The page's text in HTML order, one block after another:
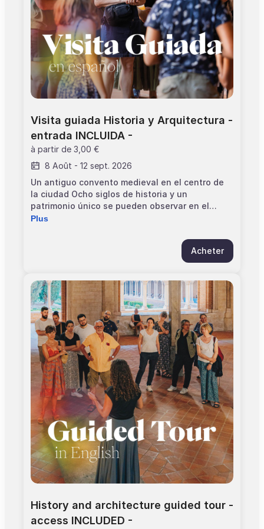
Âge minimum : 12 ans > L'entrée au monument
est incluse dans le prix
Visita guiada Historia y Arquitectura -
entrada INCLUIDA -
à partir de 3,00 €
8 Août - 12 sept. 2026
Un antiguo convento medieval en el centro de
la ciudad Ocho siglos de historia y un
patrimonio único se pueden observar en el
Convento de los Jacobinos de Toulouse. Desde
monumento ha tenido varias vidas. Edificado en
1229, constituye un testimonio excepcional del
gótico meridional. Esta arquitectura de ladrillo
catedrales del Reino de Francia. Otros detalles
aquí. Visita del convento y sus espacios:
iglesia, sacristía, claustro, sala capitular, capilla
de San Antonin. Informaciones practicas: > Las
visitas comienzan a la hora, los retrasos seran
la responsabilidad del visitante > Situacion :
Allée Maurice Prin (acceso por la iglesia) > 45
minutos de visita guiada > Edad aconsejada: a
partir de 12 años > El precio incluye la entrada
al monumento
Plus
Acheter
History and architecture guided tour -
access INCLUDED -